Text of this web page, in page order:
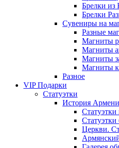
Брелки из
Брелки
Сувениры на
Разные
Магниты
Магниты
Магниты
Магниты
Разное
VIP Подарки
Статуэтки
История
Статуэтки
Статуэтки
Церкви.